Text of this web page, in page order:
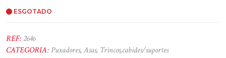
ESGOTADO
REF:2646
CATEGORIA:Puxadores, Asas, Trincos,cabides/suportes